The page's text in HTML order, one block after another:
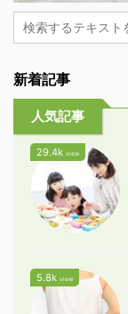
新着記事
人気記事
29.4k view
5.8k view